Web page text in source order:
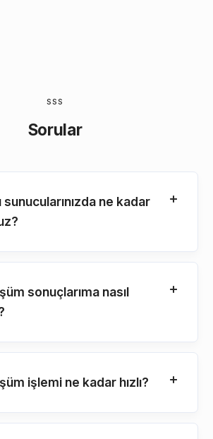
SSS
Sorular
sunucularınızda ne kadar
sonuçlarıma nasıl
işlemi ne kadar hızlı?